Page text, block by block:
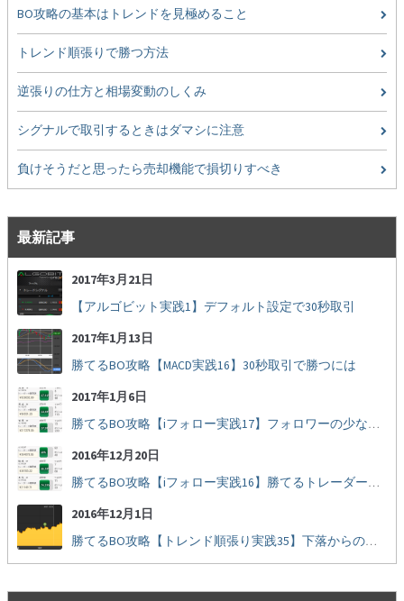
BO攻略の基本はトレンドを見極めること
トレンド順張りで勝つ方法
逆張りの仕方と相場変動のしくみ
シグナルで取引するときはダマシに注意
負けそうだと思ったら売却機能で損切りすべき
最新記事
2017年3月21日
【アルゴビット実践1】デフォルト設定で30秒取引
2017年1月13日
勝てるBO攻略【MACD実践16】30秒取引で勝つには
2017年1月6日
勝てるBO攻略【iフォロー実践17】フォロワーの少ない人をフォローする
2016年12月20日
勝てるBO攻略【iフォロー実践16】勝てるトレーダーを見抜く
2016年12月1日
勝てるBO攻略【トレンド順張り実践35】下落からの反発を見極める